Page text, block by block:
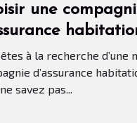
une
s’y prendre
à la recherche d’une
d’assurance
savez pas...